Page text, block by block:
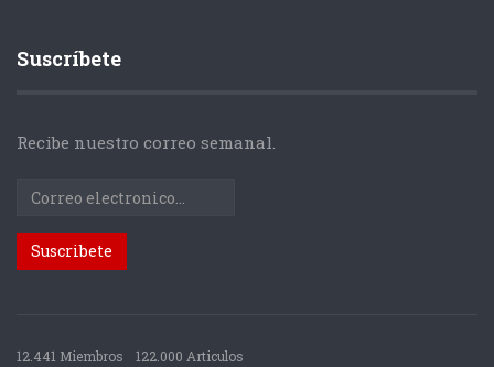
Suscríbete
Recibe nuestro correo semanal.
12.441 Miembros 122.000 Articulos